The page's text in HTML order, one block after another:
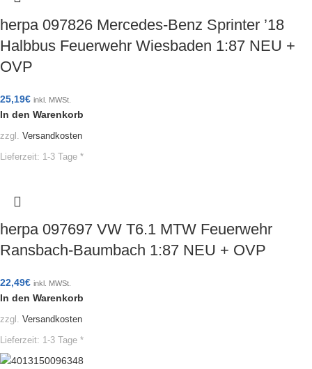
herpa 097826 Mercedes-Benz Sprinter ’18
Halbbus Feuerwehr Wiesbaden 1:87 NEU +
OVP
25,19€ inkl. MWSt.
In den Warenkorb
zzgl. Versandkosten
Lieferzeit: 1-3 Tage *
herpa 097697 VW T6.1 MTW Feuerwehr
Ransbach-Baumbach 1:87 NEU + OVP
22,49€ inkl. MWSt.
In den Warenkorb
zzgl. Versandkosten
Lieferzeit: 1-3 Tage *